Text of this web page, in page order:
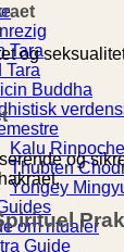
Tara
Tara
Buddha
Kalu Rinpoche
Thubten
Yongey
om ritualer
Guide
og
og